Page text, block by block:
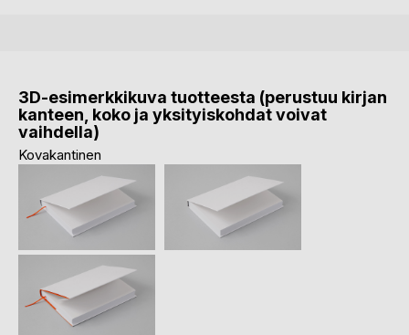
3D-esimerkkikuva tuotteesta (perustuu kirjan
kanteen, koko ja yksityiskohdat voivat
vaihdella)
Kovakantinen